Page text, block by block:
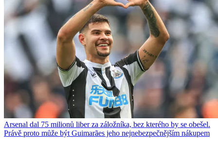
Arsenal dal 75 milionů liber za záložníka, bez kterého by se obešel.
Právě proto může být Guimarães jeho nejnebezpečnějším nákupem